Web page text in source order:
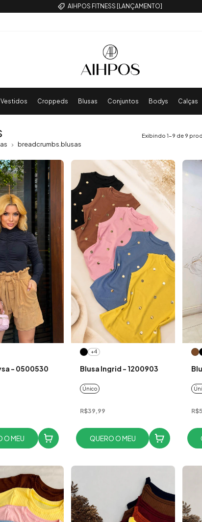
COMPRE 3 POR R$ 99,99
Vestidos Croppeds Blusas Conjuntos Bodys Calças
breadcrumbs.blusas
Exibindo 1-9 de 9
- 0500530
O MEU
+4
Blusa Ingrid - 1200903
Único
R$39,99
QUERO O MEU